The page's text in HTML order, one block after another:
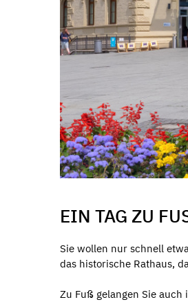
EIN TAG ZU
Sie wollen nur schnell
das historische Rathaus,
Zu Fuß gelangen Sie